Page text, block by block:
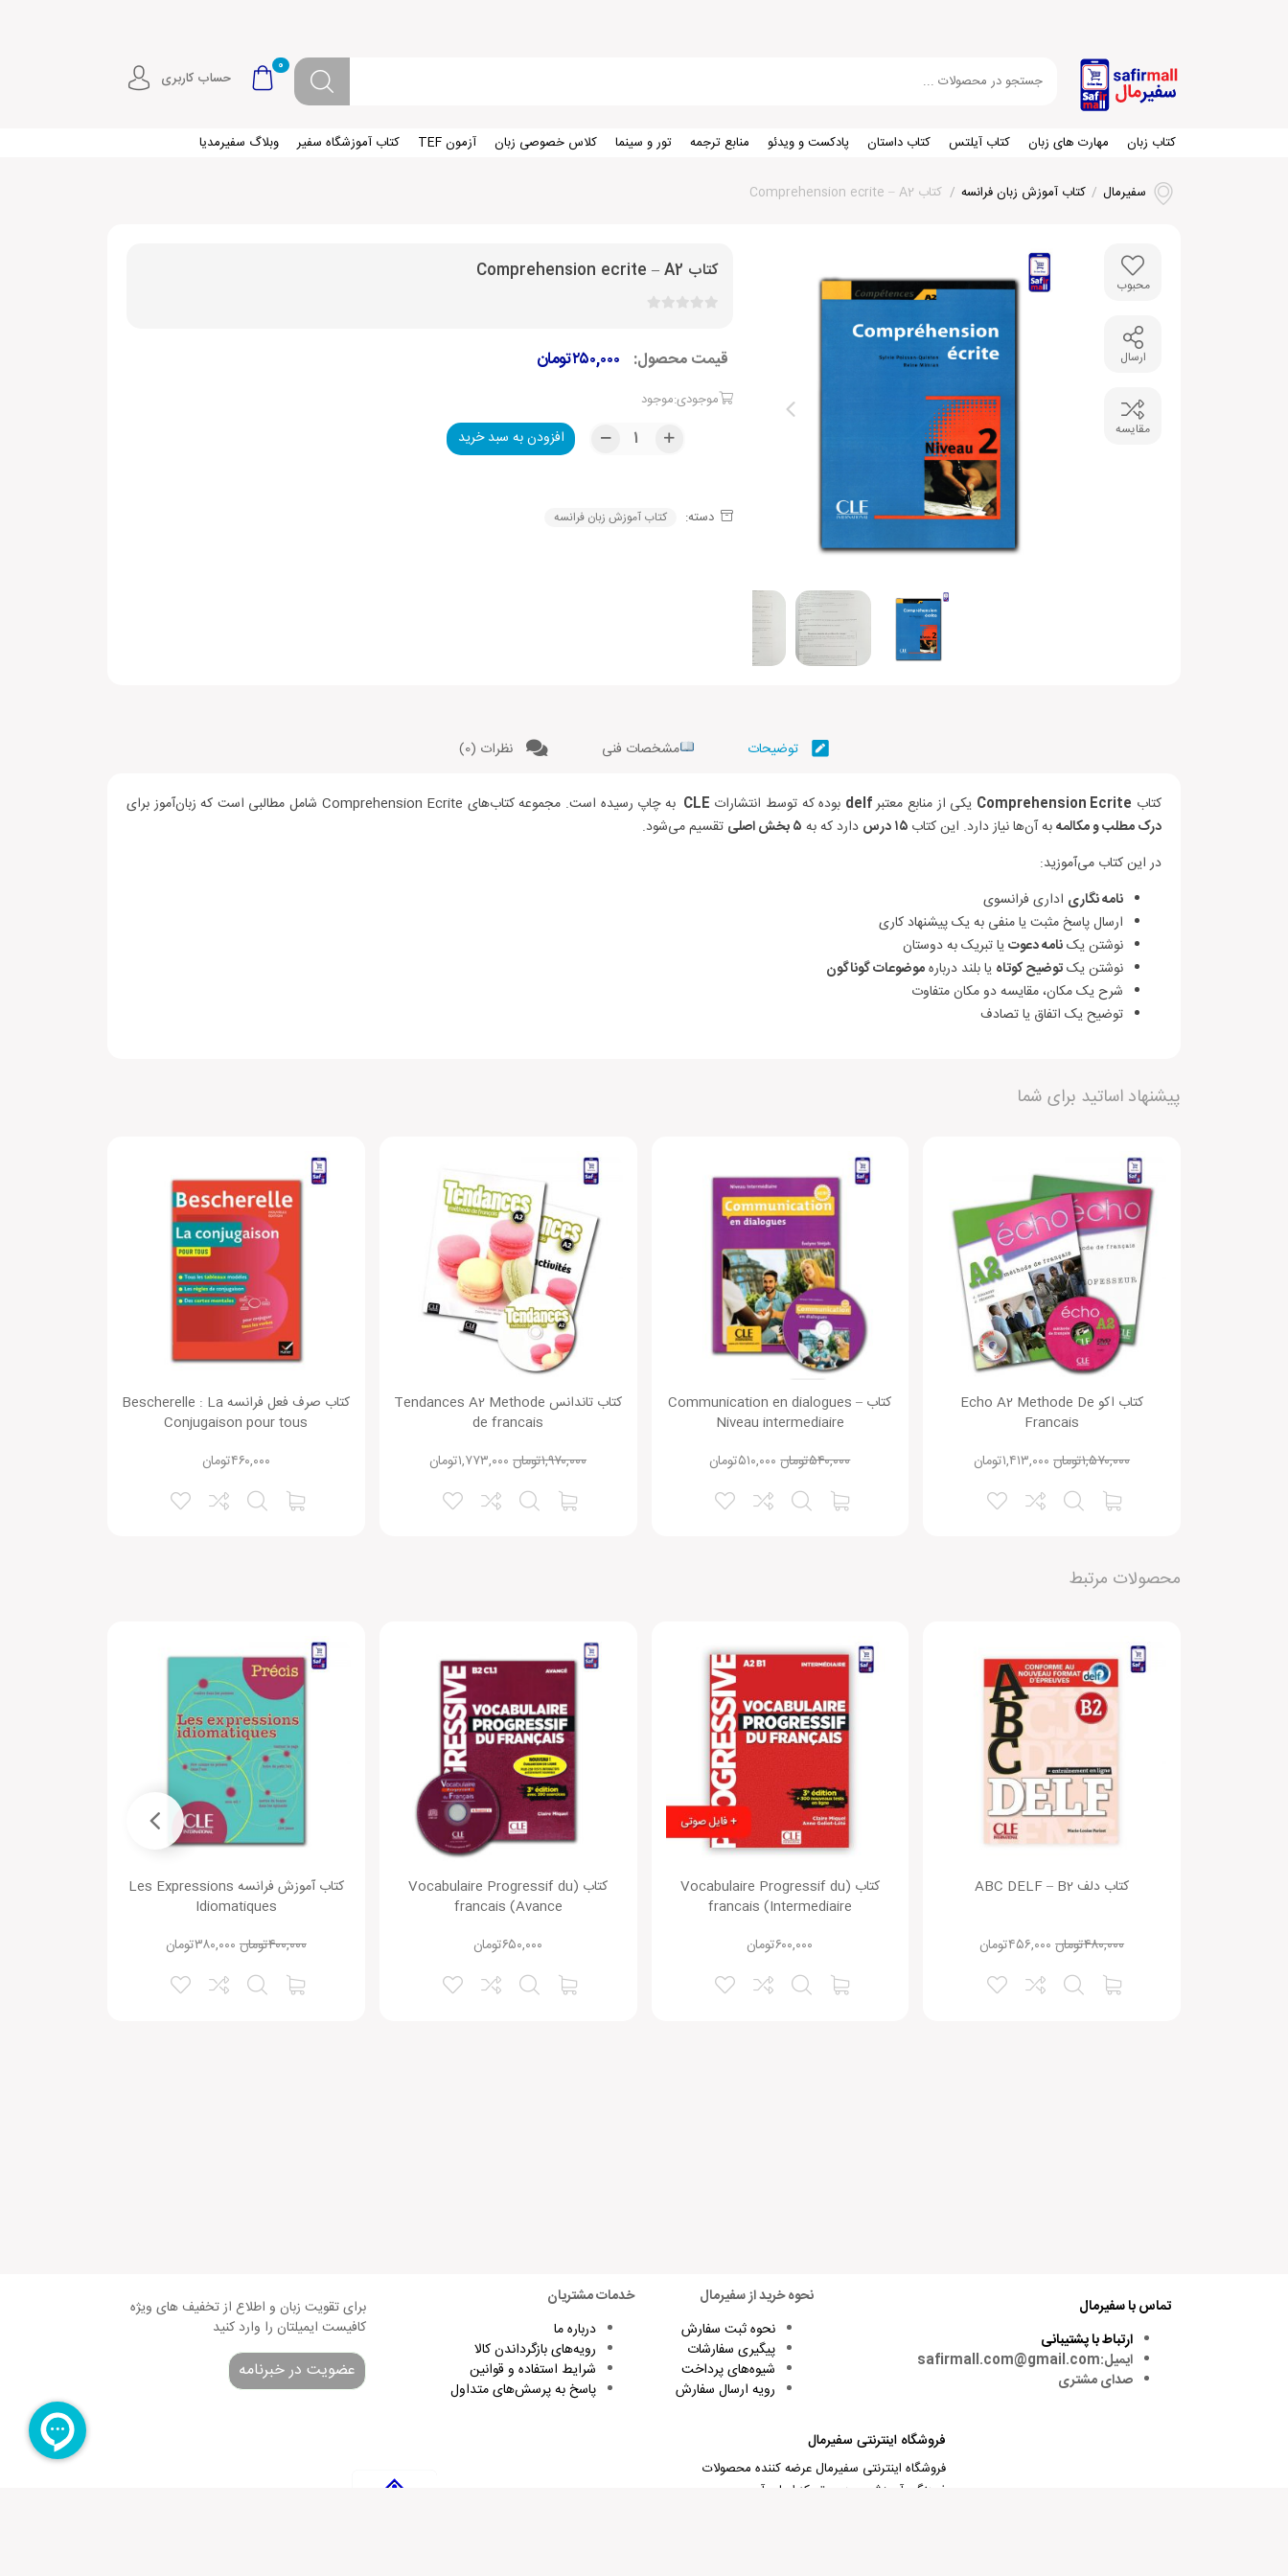
0
حساب کاربری
کتاب زبان مهارت های زبان کتاب آیلتس کتاب داستان پادکست و ویدئو منابع ترجمه تور و سینما کلاس خصوصی زبان آزمون TEF کتاب آموزشگاه سفیر وبلاگ سفیرمدیا
سفیرمال / کتاب آموزش زبان فرانسه / کتاب Comprehension ecrite – A2
محبوب
ارسال
مقایسه
کتاب Comprehension ecrite – A2
قیمت محصول: تومان۲۵۰,۰۰۰
موجودی:موجود
افزودن به سبد خرید
دسته: کتاب آموزش زبان فرانسه
توضیحات مشخصات فنی نظرات (0)
کتاب Comprehension Ecrite یکی از منابع معتبرdelf بوده که توسط انتشارات CLE به چاپ رسیده است. مجموعه کتاب‌های Comprehension Ecrite شامل مطالبی است که زبان‌آموز برای
درک مطلب و مکالمهبه آن‌ها نیاز دارد. این کتاب دارد که به ۵ بخش اصلی
تقسیم می‌شود.
در این کتاب می‌آموزید:
نامه نگاری اداری فرانسوی
ارسال پاسخ مثبت یا منفی به یک پیشنهاد کاری
نوشتن یکنامه دعوتیا تبریک به دوستان
نوشتن یکتوضیح کوتاه یا بلند دربارهموضوعات گوناگون
شرح یک مکان، مقایسه دو مکان متفاوت
توضیح یک اتفاق یا تصادف
نویسنده Sylvie Poisson – Quinton
ناشر CLE international
قطع کتاب رحلی
دیگران را با نوشتن نظرات خود، برای انتخاب این محصول راهنمایی کنید.
هنوز بررسی‌ای ثبت نشده است.
متن دیدگاه:
نقاط قوت: نقاط ضعف:
نام شما:
ذخیره نام، ایمیل و وبسایت من در مرورگر برای زمانی که دوباره دیدگاهی می‌نویسم.
Alternative:
پیشنهاد اساتید برای شما
کتاب اکو Echo A2 Methode De
Francais
تومان۱,۵۷۰,۰۰۰ تومان۱,۴۱۳,۰۰۰
کتاب Communication en dialogues –
Niveau intermediaire
تومان۵۴۰,۰۰۰ تومان۵۱۰,۰۰۰
کتاب تاندانس Tendances A2 Methode
de francais
تومان۱,۹۷۰,۰۰۰ تومان۱,۷۷۳,۰۰۰
کتاب صرف فعل فرانسه Bescherelle : La
Conjugaison pour tous
تومان۴۶۰,۰۰۰
محصولات مرتبط
کتاب دلف ABC DELF – B2
تومان۴۸۰,۰۰۰ تومان۴۵۶,۰۰۰
کتاب (Vocabulaire Progressif du
francais (Intermediaire
تومان۶۰۰,۰۰۰
کتاب (Vocabulaire Progressif du
francais (Avance
تومان۶۵۰,۰۰۰
کتاب آموزش فرانسه Les Expressions
Idiomatiques
تومان۴۰۰,۰۰۰ تومان۳۸۰,۰۰۰
تماس با سفیرمال
ارتباط با پشتیبانی
ایمیل:safirmall.com@gmail.com
صدای مشتری
نحوه خرید از سفیرمال
نحوه ثبت سفارش
پیگیری سفارشات
شیوه‌های پرداخت
رویه ارسال سفارش
خدمات مشتریان
درباره ما
رویه‌های بازگرداندن کالا
شرایط استفاده و قوانین
پاسخ به پرسش‌های متداول
برای تقویت زبان و اطلاع از تخفیف های ویژه
کافیست ایمیلتان را وارد کنید
عضویت در خبرنامه
فروشگاه اینترنتی سفیرمال
فروشگاه اینترنتی سفیرمال عرضه کننده محصولات
فرهنگی آموزشی بوده و تمرکز اصلی آن بر روی